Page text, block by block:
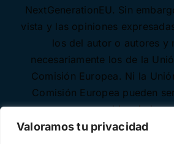
Valoramos tu privacidad
NextGenerationEU. Sin
vista y las opiniones
los del autor o autores y
necesariamente los de la
Comisión Europea. Ni la
Comisión Europea pueden
responsables de las